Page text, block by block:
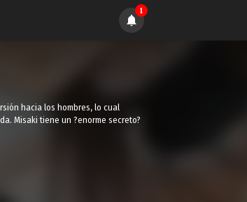
1
hacia los hombres, lo cual
Misaki tiene un ?enorme secreto?